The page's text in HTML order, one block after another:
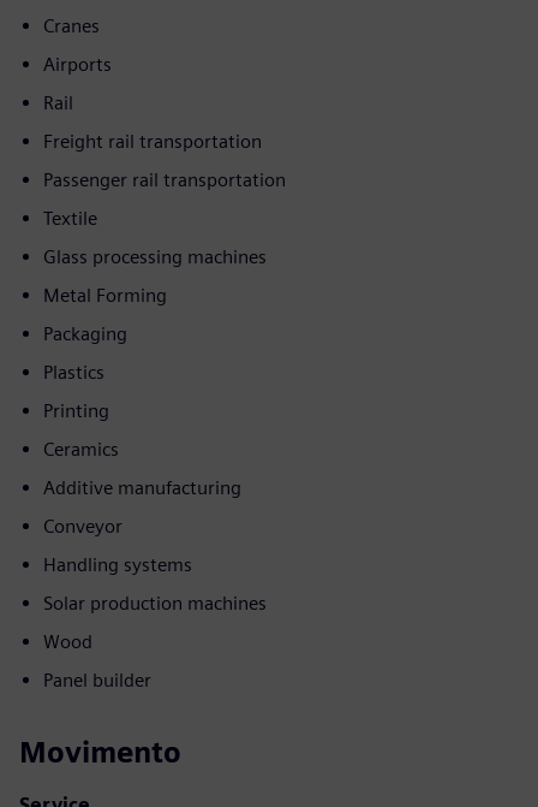
Cranes
Airports
Rail
Freight rail transportation
Passenger rail transportation
Textile
Glass processing machines
Metal Forming
Packaging
Plastics
Printing
Ceramics
Additive manufacturing
Conveyor
Handling systems
Solar production machines
Wood
Panel builder
Movimento